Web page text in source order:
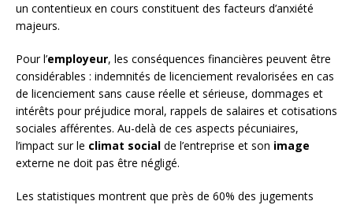
un contentieux en cours constituent des facteurs d’anxiété
majeurs.
Pour l’employeur, les conséquences financières peuvent être
considérables : indemnités de licenciement revalorisées en cas
de licenciement sans cause réelle et sérieuse, dommages et
intérêts pour préjudice moral, rappels de salaires et cotisations
sociales afférentes. Au-delà de ces aspects pécuniaires,
l’impact sur le climat social de l’entreprise et son image
externe ne doit pas être négligé.
Les statistiques montrent que près de 60% des jugements